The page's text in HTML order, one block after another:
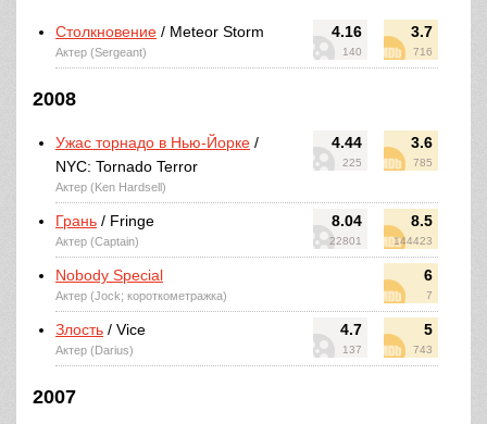
4.16
140
3.7
716
Столкновение / Meteor Storm
Актер (Sergeant)
2008
4.44
225
3.6
785
Ужас торнадо в Нью-Йорке /
NYC: Tornado Terror
Актер (Ken Hardsell)
8.04
22801
8.5
144423
Грань / Fringe
Актер (Captain)
6
7
Nobody Special
Актер (Jock; короткометражка)
4.7
137
5
743
Злость / Vice
Актер (Darius)
2007